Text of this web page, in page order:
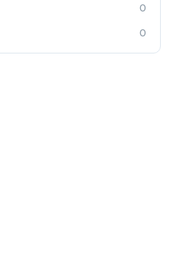
0
0